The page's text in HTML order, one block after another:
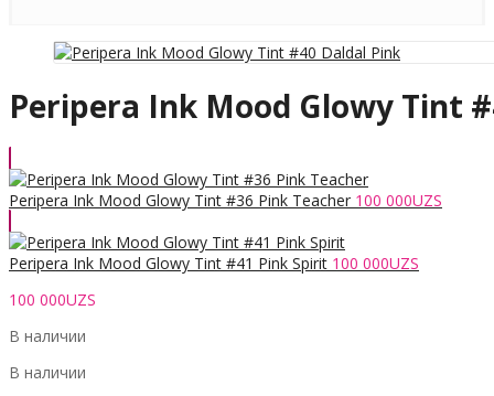
Peripera Ink Mood Glowy Tint
Peripera Ink Mood Glowy Tint #36 Pink Teacher 100 000UZS
Peripera Ink Mood Glowy Tint #41 Pink Spirit 100 000UZS
100 000UZS
В наличии
В наличии